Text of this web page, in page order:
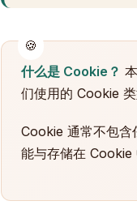
什么是 Cookie？
们使用的 Cookie
Cookie 通常不包
能与存储在 Cookie